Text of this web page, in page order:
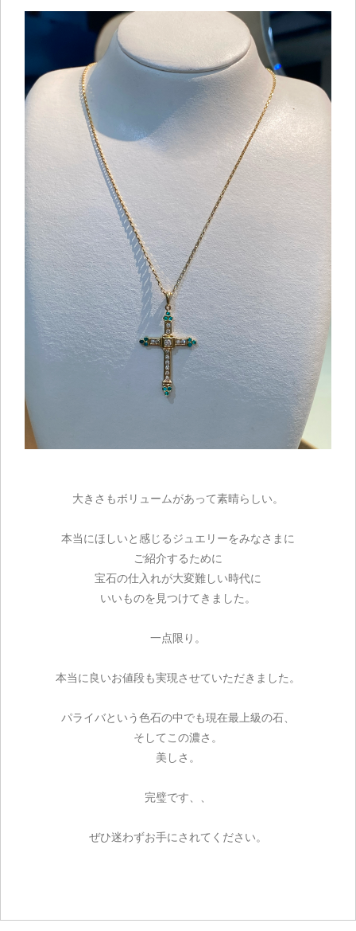
大きさもボリュームがあって素晴らしい。
本当にほしいと感じるジュエリーをみなさまに
ご紹介するために
宝石の仕入れが大変難しい時代に
いいものを見つけてきました。
一点限り。
本当に良いお値段も実現させていただきました。
パライバという色石の中でも現在最上級の石、
そしてこの濃さ。
美しさ。
完璧です、、
ぜひ迷わずお手にされてください。
ご注文手続き
カートを見る
お買い物を続ける